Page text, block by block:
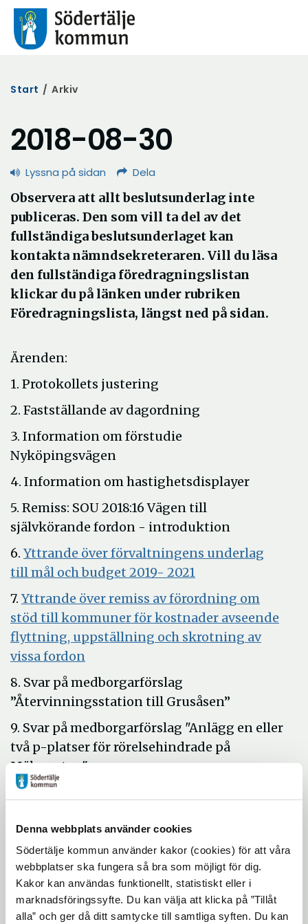
Denna webbplats använder cookies
Södertälje kommun använder kakor (cookies) för att våra
webbplatser ska fungera så bra som möjligt för dig.
Kakor kan användas funktionellt, statistiskt eller i
marknadsföringssyfte. Du kan välja att klicka på ”Tillåt
alla” och ger då ditt samtycke till samtliga syften. Du kan
Start / Arkiv
2018-08-30
Lyssna på sidan Dela
Observera att allt beslutsunderlag inte
publiceras. Den som vill ta del av det
fullständiga beslutsunderlaget kan
kontakta nämndsekreteraren. Vill du läsa
den fullständiga föredragningslistan
klickar du på länken under rubriken
Föredragningslista, längst ned på sidan.
Ärenden:
1. Protokollets justering
2. Fastställande av dagordning
3. Information om förstudie
Nyköpingsvägen
4. Information om hastighetsdisplayer
5. Remiss: SOU 2018:16 Vägen till
självkörande fordon - introduktion
6. Yttrande över förvaltningens underlag
till mål och budget 2019- 2021
nytt
fönster
7. Yttrande över remiss av förordning om
stöd till kommuner för kostnader avseende
flyttning, uppställning och skrotning av
vissa fordon
nytt
fönster
8. Svar på medborgarförslag
”Återvinningsstation till Grusåsen”
9. Svar på medborgarförslag "Anlägg en eller
två p-platser för rörelsehindrade på
Mälargatan"
10. Yttrande över revisionsrapport nr
11.Omreglering tomträttsavgäld Tjuren 8
i
12.Omreglering av tomträtt Göken 1
(verksamhet)Öppna
i
13. Omreglering av tomträttsavgäld